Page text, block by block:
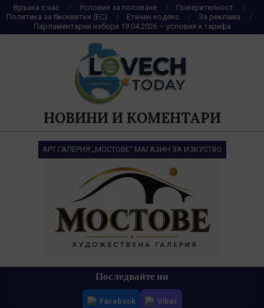
Skip
to
content
Връзка с нас Условия за ползване
Поверителност
Политика за бисквитки (ЕС)
Етичен кодекс
За реклама
Парламентарни избори 19.04.2026 – условия и тарифа
НОВИНИ И КОМЕНТАРИ
АРТ ГАЛЕРИЯ „МОСТОВЕ“ МАГАЗИН ЗА ИЗКУСТВО
Последвайте ни
Facebook Viber